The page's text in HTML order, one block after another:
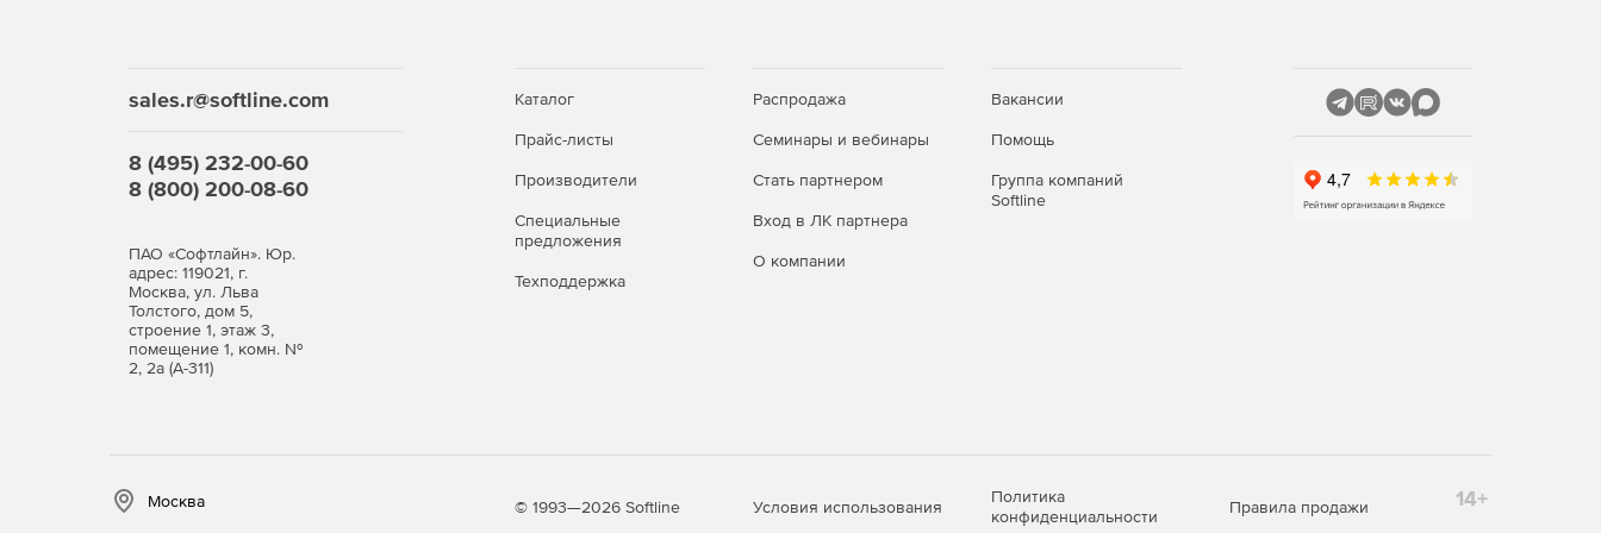
в кратчайшие сроки начать решать рабочие задачи.
sales.r@softline.com
8 (495) 232-00-60
8 (800) 200-08-60
ПАО «Софтлайн». Юр.
адрес: 119021, г.
Москва, ул. Льва
Толстого, дом 5,
строение 1, этаж 3,
помещение 1, комн. №
2, 2а (А-311)
Каталог
Прайс-листы
Производители
Специальные
предложения
Техподдержка
Распродажа
Семинары и вебинары
Стать партнером
Вход в ЛК партнера
О компании
Вакансии
Помощь
Группа компаний
Softline
Москва © 1993—2026 Softline Условия использования
Политика
конфиденциальности
Правила продажи 14+